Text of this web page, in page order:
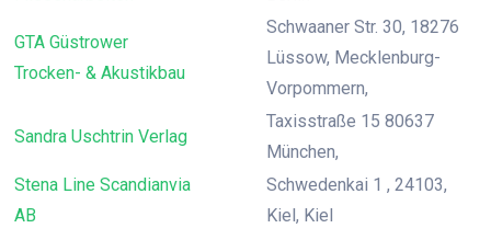
GTA Güstrower
Trocken- & Akustikbau
Schwaaner Str. 30, 18276
Lüssow, Mecklenburg-
Vorpommern,
Sandra Uschtrin Verlag
Taxisstraße 15 80637
München,
Stena Line Scandianvia
AB
Schwedenkai 1 , 24103,
Kiel, Kiel